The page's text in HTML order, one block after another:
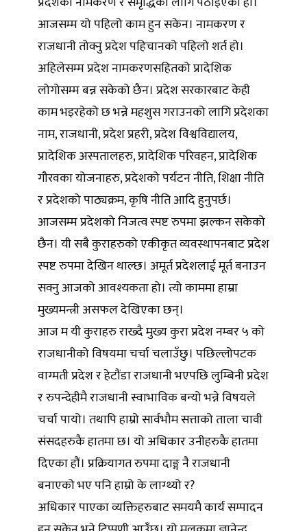
आजसम्म यो पहिलो काम हुन सकेन। नामकरण र
राजधानी तोक्नु प्रदेश पहिचानको पहिलो शर्त हो।
अहिलेसम्म प्रदेश नामकरणसहितको प्रादेशिक
लोगोसम्म बन्न सकेको छैन। प्रदेश सरकारबाट केही
काम भइरहेको छ भन्ने महशुस गराउनको लागि प्रदेशका
नाम, राजधानी, प्रदेश प्रहरी, प्रदेश विश्वविद्यालय,
प्रादेशिक अस्पतालहरु, प्रादेशिक परिवहन, प्रादेशिक
गौरवका योजनाहरु, प्रदेशको पर्यटन नीति, शिक्षा नीति
र प्रदेशको पाठ्यक्रम, कृषि नीति आदि हुनुपर्छ।
आजसम्म प्रदेशको निजत्व स्पष्ट रुपमा झल्कन सकेको
छैन। यी सबै कुराहरुको एकीकृत व्यवस्थापनबाट प्रदेश
स्पष्ट रुपमा देखिन थाल्छ। अमूर्त प्रदेशलाई मूर्त बनाउन
सक्नु आजको आवश्यकता हो। त्यो काममा हाम्रा
मुख्यमन्त्री असफल देखिएका छन्।
आज म यी कुराहरु राख्दै मुख्य कुरा प्रदेश नम्बर ५ को
राजधानीको विषयमा चर्चा चलाउँछु। पछिल्लोपटक
वाग्मती प्रदेश र हेटौंडा राजधानी भएपछि लुम्बिनी प्रदेश
र रुपन्देहीमै राजधानी स्वाभाविक बन्यो भन्ने विषयले
चर्चा पायो। तथापि हाम्रो सार्वभौम सत्ताको ताला चावी
संसदहरुकै हातमा छ। यो अधिकार उनीहरुकै हातमा
दिएका हौं। प्रक्रियागत रुपमा दाङ्ग नै राजधानी
बनाएको भए पनि हाम्रो के लाग्थ्यो र?
अधिकार पाएका व्यक्तिहरुबाट समयमै कार्य सम्पादन